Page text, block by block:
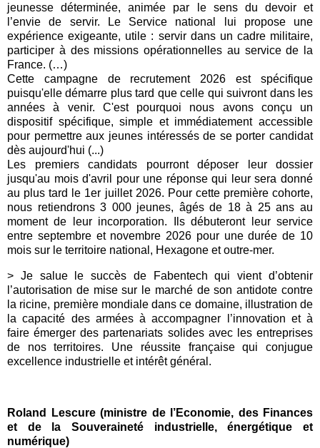
jeunesse déterminée, animée par le sens du devoir et
l’envie de servir. Le Service national lui propose une
expérience exigeante, utile : servir dans un cadre militaire,
participer à des missions opérationnelles au service de la
France. (…)
Cette campagne de recrutement 2026 est spécifique
puisqu'elle démarre plus tard que celle qui suivront dans les
années à venir. C'est pourquoi nous avons conçu un
dispositif spécifique, simple et immédiatement accessible
pour permettre aux jeunes intéressés de se porter candidat
dès aujourd'hui (...)
Les premiers candidats pourront déposer leur dossier
jusqu'au mois d'avril pour une réponse qui leur sera donné
au plus tard le 1er juillet 2026. Pour cette première cohorte,
nous retiendrons 3 000 jeunes, âgés de 18 à 25 ans au
moment de leur incorporation. Ils débuteront leur service
entre septembre et novembre 2026 pour une durée de 10
mois sur le territoire national, Hexagone et outre-mer.
> Je salue le succès de Fabentech qui vient d’obtenir
l’autorisation de mise sur le marché de son antidote contre
la ricine, première mondiale dans ce domaine, illustration de
la capacité des armées à accompagner l’innovation et à
faire émerger des partenariats solides avec les entreprises
de nos territoires. Une réussite française qui conjugue
excellence industrielle et intérêt général.
Roland Lescure (ministre de l’Economie, des Finances
et de la Souveraineté industrielle, énergétique et
numérique)